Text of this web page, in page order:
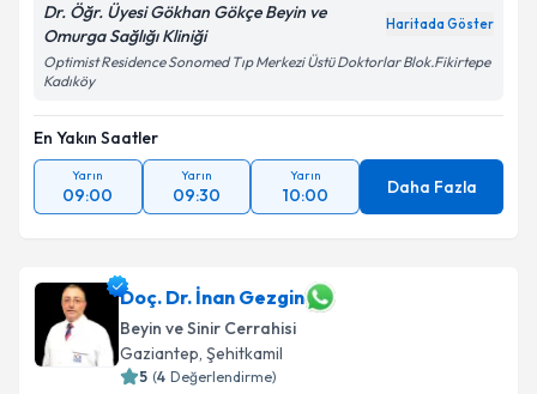
Dr. Öğr. Üyesi Gökhan Gökçe Beyin ve
Omurga Sağlığı Kliniği
Haritada Göster
Optimist Residence Sonomed Tıp Merkezi Üstü Doktorlar Blok.Fikirtepe
Kadıköy
En Yakın Saatler
Yarın
09:00
Yarın
09:30
Yarın
10:00 Daha Fazla
Doç. Dr. İnan Gezgin
Beyin ve Sinir Cerrahisi
Gaziantep, Şehitkamil
5 (4 Değerlendirme)